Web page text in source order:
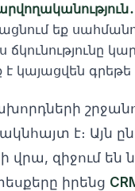
եք
է կայացվեն
է։ Այն
վրա, զիջում
իրենց